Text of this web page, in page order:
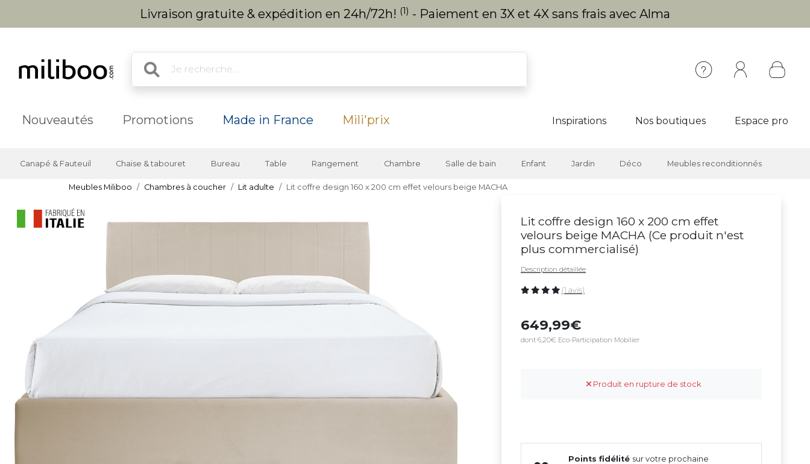
Livraison gratuite & expédition en 24h/72h! (1) - Paiement en 3X et 4X sans frais avec Alma
Nouveautés Promotions Made in France Mili'prix Inspirations Nos boutiques Espace pro
Canapé & Fauteuil Chaise & tabouret Bureau Table Rangement Chambre Salle de bain Enfant Jardin Déco Meubles reconditionnés
Meubles Miliboo Chambres à coucher Lit adulte Lit coffre design 160 x 200 cm effet velours beige MACHA
Lit coffre design 160 x 200 cm effet
velours beige MACHA (Ce produit n'est
plus commercialisé)
Description détaillée
(1 avis)
649,99
dont 6,20€ Eco-Participation Mobilier
Produit en rupture de stock
Points fidélité sur votre prochaine